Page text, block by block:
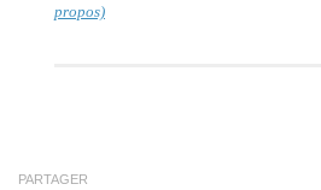
propos)
PARTAGER